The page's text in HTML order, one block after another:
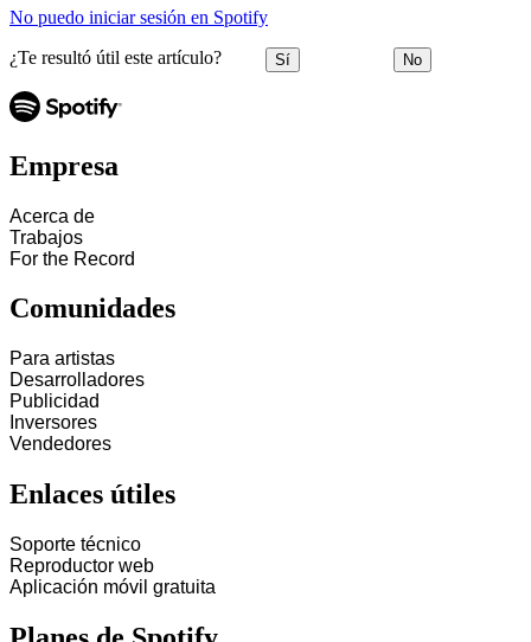
No puedo iniciar sesión en Spotify
¿Te resultó útil este artículo? Sí No
Empresa
Acerca de
Trabajos
For the Record
Comunidades
Para artistas
Desarrolladores
Publicidad
Inversores
Vendedores
Enlaces útiles
Soporte técnico
Reproductor web
Aplicación móvil gratuita